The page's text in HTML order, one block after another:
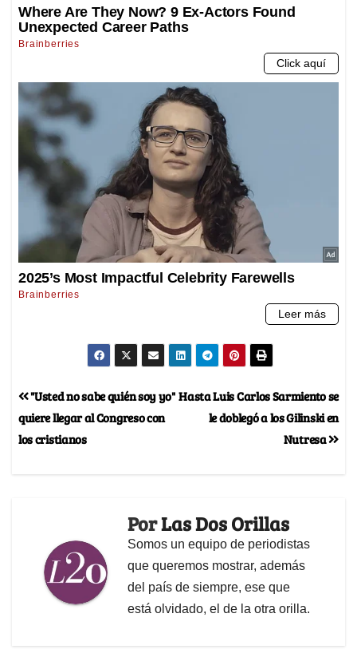
Hasta Luis Carlos Sarmiento se
le doblegó a los Gilinski en
Nutresa
"Usted no sabe quién soy yo"
quiere llegar al Congreso con
los cristianos
PorLas Dos Orillas
Somos un equipo de periodistas
que queremos mostrar, además
del país de siempre, ese que
está olvidado, el de la otra orilla.